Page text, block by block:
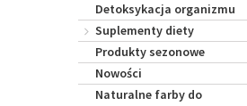
Detoksykacja organizmu
Suplementy diety
Produkty sezonowe
Nowości
Naturalne farby do